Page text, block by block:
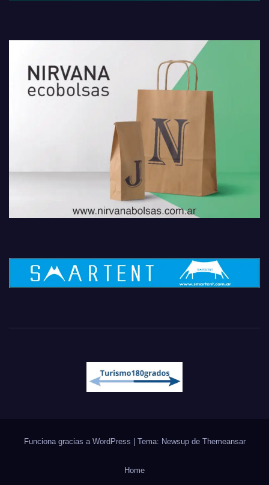
Funciona gracias a WordPress Tema: Newsup de Themeansar
Home